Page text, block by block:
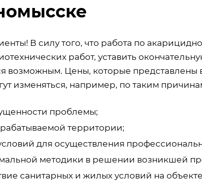
В силу того, что работа по
работ, уставить
возможным. Цены, которые представлены
изменяться, например, по таким
проблемы;
территории;
для осуществления
методики в решении возникшей
санитарных и жилых условий на